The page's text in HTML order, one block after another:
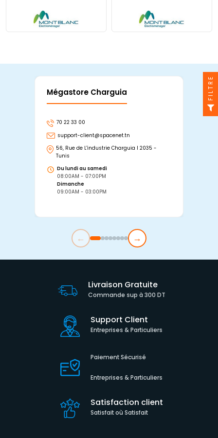
Mégastore Charguia
70 22 33 00
support-client@spacenet.tn
56, Rue de L'industrie Charguia I 2035 -
Tunis
Du lundi au samedi
08:00AM - 07:00PM
Dimanche
09:00AM - 03:00PM
← →
Livraison Gratuite
Commande sup à 300 DT
Support Client
Entreprises & Particuliers
Paiement Sécurisé
Entreprises & Particuliers
Satisfaction client
Satisfait où Satisfait
FILTRE